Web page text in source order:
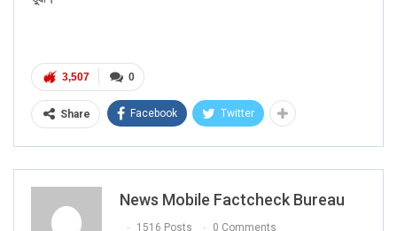
0
3,507
Share Facebook Twitter
News Mobile Factcheck Bureau
1516 Posts 0 Comments